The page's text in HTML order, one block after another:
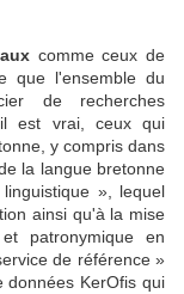
comme ceux de
que l'ensemble du
de recherches
il est vrai, ceux qui
y compris dans
la langue bretonne
», lequel
ainsi qu'à la mise
patronymique en
de référence »
données KerOfis qui